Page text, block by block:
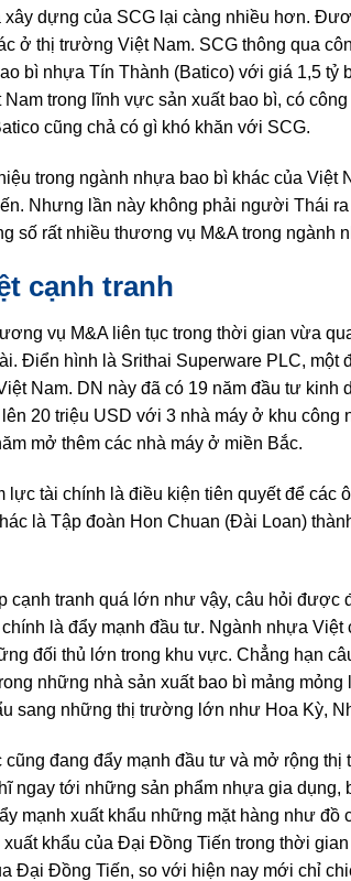
dựng của SCG lại càng nhiều hơn.
ở thị trường Việt Nam. SCG thông qua
bì nhựa Tín Thành (Batico) với giá 1,5 tỷ
Nam trong lĩnh vực sản xuất bao bì, có
cũng chả có gì khó khăn với SCG.
trong ngành nhựa bao bì khác của
Nhưng lần này không phải người Thái
số rất nhiều thương vụ M&A trong ngành
cạnh tranh
vụ M&A liên tục trong thời gian vừa
Điển hình là Srithai Superware PLC, một
Nam. DN này đã có 19 năm đầu tư
lên 20 triệu USD với 3 nhà máy ở khu
mở thêm các nhà máy ở miền Bắc.
lực tài chính là điều kiện tiên quyết để
là Tập đoàn Hon Chuan (Đài Loan)
cạnh tranh quá lớn như vậy, câu hỏi được
là đẩy mạnh đầu tư. Ngành nhựa
đối thủ lớn trong khu vực. Chẳng hạn
những nhà sản xuất bao bì mảng
sang những thị trường lớn như Hoa Kỳ,
cũng đang đẩy mạnh đầu tư và mở rộng
ngay tới những sản phẩm nhựa gia
mạnh xuất khẩu những mặt hàng như
xuất khẩu của Đại Đồng Tiến trong thời
Đại Đồng Tiến, so với hiện nay mới chỉ